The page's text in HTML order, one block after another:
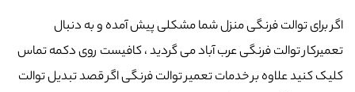
اگر برای توالت فرنگی منزل شما مشکلی پیش آمده و به دنبال
تعمیرکار توالت فرنگی عرب‌ آباد می گردید ، کافیست روی دکمه تماس
کلیک کنید علاوه بر خدمات تعمیر توالت فرنگی اگر قصد تبدیل توالت